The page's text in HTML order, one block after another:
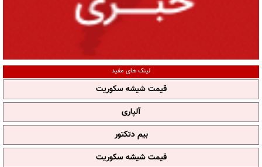
لینک های مفید
قیمت شیشه سکوریت
آلپاری
بیم دتکتور
قیمت شیشه سکوریت